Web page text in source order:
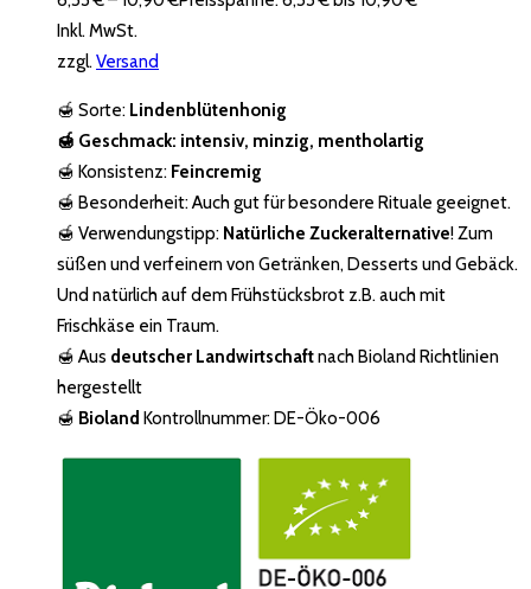
Inkl. MwSt.
zzgl.Versand
🍯 Sorte: Lindenblütenhonig
🍯 Geschmack: intensiv, minzig, mentholartig
🍯 Konsistenz: Feincremig
🍯 Besonderheit: Auch gut für besondere Rituale geeignet.
🍯 Verwendungstipp: Natürliche Zuckeralternative! Zum
süßen und verfeinern von Getränken, Desserts und Gebäck.
Und natürlich auf dem Frühstücksbrot z.B. auch mit
Frischkäse ein Traum.
🍯 Aus deutscher Landwirtschaftnach Bioland Richtlinien
hergestellt
🍯 Bioland Kontrollnummer: DE-Öko-006